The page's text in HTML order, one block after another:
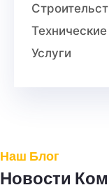
Технические
Услуги
Наш Блог
Новости